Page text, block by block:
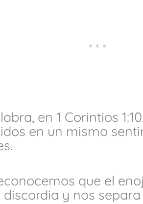
en 1 Corintios
en un mismo
que el
y nos